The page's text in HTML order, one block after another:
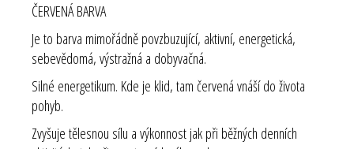
ČERVENÁ BARVA
Je to barva mimořádně povzbuzující, aktivní, energetická,
sebevědomá, výstražná a dobyvačná.
Silné energetikum. Kde je klid, tam červená vnáší do života
pohyb.
Zvyšuje tělesnou sílu a výkonnost jak při běžných denních